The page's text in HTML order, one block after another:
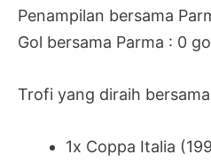
Penampilan bersama
Gol bersama Parma : 0
Trofi yang diraih
1x Coppa Italia